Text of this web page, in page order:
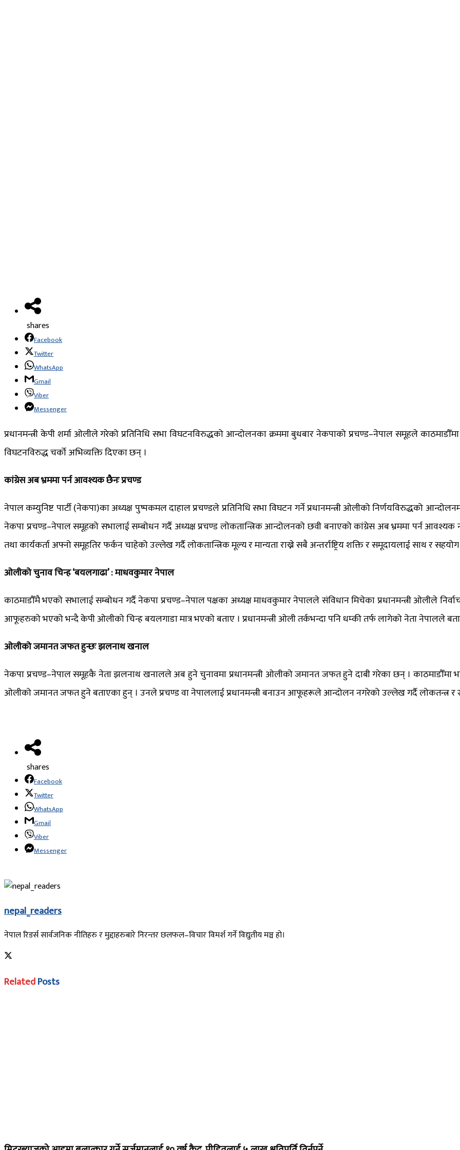
shares
Facebook
Twitter
WhatsApp
Gmail
Viber
Messenger
प्रधानमन्त्री केपी शर्मा ओलीले गरेको प्रतिनिधि सभा विघटनविरुद्धको आन्दोलनका क्रममा बुधबार नेकपाको प्रचण्ड–नेपाल समूहले
विघटनविरुद्ध चर्को अभिव्यक्ति दिएका छन् ।
कांग्रेस अब भ्रममा पर्न आवश्यक छैनः प्रचण्ड
नेपाल कम्युनिष्ट पार्टी (नेकपा)का अध्यक्ष पुष्पकमल दाहाल प्रचण्डले प्रतिनिधि सभा विघटन गर्ने प्रधानमन्त्री ओलीको निर्णयविरुद्धको
नेकपा प्रचण्ड–नेपाल समूहको सभालाई सम्बोधन गर्दै अध्यक्ष प्रचण्ड लोकतान्त्रिक आन्दोलनको छवी बनाएको कांग्रेस अब भ्रममा पर्न
तथा कार्यकर्ता अफ्नो समूहतिर फर्कन चाहेको उल्लेख गर्दै लोकतान्त्रिक मूल्य र मान्यता राख्ने सबै अन्तर्राष्ट्रिय शक्ति र समूदायलाई साथ र
ओलीको चुनाव चिन्ह ‘बयलगाढा’ : माधवकुमार नेपाल
काठमाडौँमै भएको सभालाई सम्बोधन गर्दै नेकपा प्रचण्ड–नेपाल पक्षका अध्यक्ष माधवकुमार नेपालले संविधान मिचेका प्रधानमन्त्री ओलीले
आफूहरुको भएको भन्दै केपी ओलीको चिन्ह बयलगाडा मात्र भएको बताए । प्रधानमन्त्री ओली तर्कभन्दा पनि धम्की तर्फ लागेको नेता नेपालले
ओलीको जमानत जफत हुन्छः झलनाथ खनाल
नेकपा प्रचण्ड–नेपाल समूहकै नेता झलनाथ खनालले अब हुने चुनावमा प्रधानमन्त्री ओलीको जमानत जफत हुने दाबी गरेका छन् । काठमाडौँमा
ओलीको जमानत जफत हुने बताएका हुन् । उनले प्रचण्ड वा नेपाललाई प्रधानमन्त्री बनाउन आफूहरूले आन्दोलन नगरेको उल्लेख गर्दै लोकतन्त्र र
shares
Facebook
Twitter
WhatsApp
Gmail
Viber
Messenger
nepal_readers
नेपाल रिडर्स सार्वजनिक नीतिहरु र मुद्दाहरुबारे निरन्तर छलफल–विचार विमर्श गर्ने विद्युतीय मञ्च हो।
RelatedPosts